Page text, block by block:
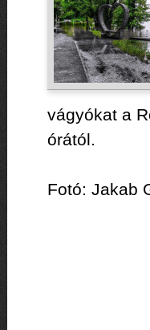
vágyókat a
órától.
Fotó: Jakab